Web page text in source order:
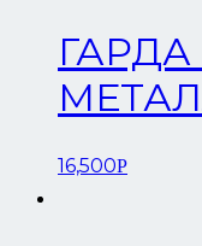
16,500Р